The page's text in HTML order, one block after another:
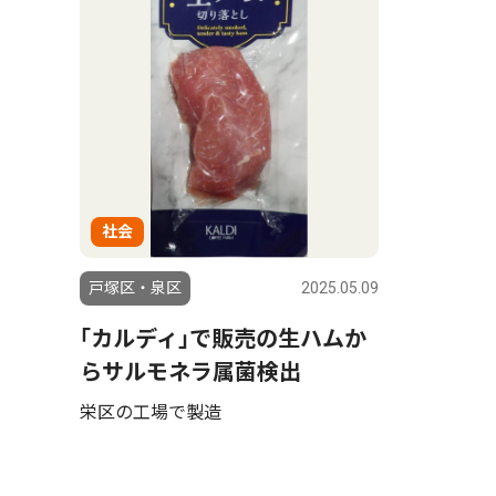
社会
戸塚区・泉区 2025.05.09
｢カルディ｣で販売の生ハムか
らサルモネラ属菌検出
栄区の工場で製造